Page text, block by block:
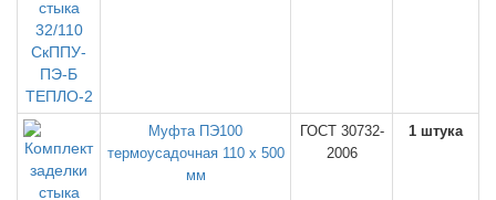
Муфта ПЭ100
термоусадочная 110 х 500
мм
ГОСТ 30732-
2006
1 штука